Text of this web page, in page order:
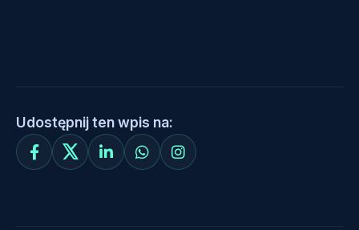
Udostępnij ten wpis na: